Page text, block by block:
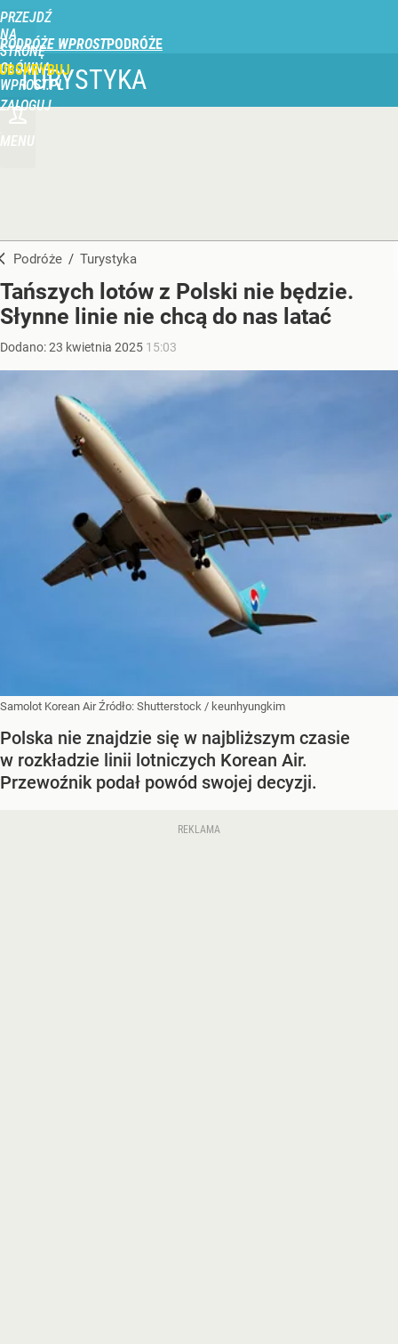
PRZEJDŹ
NA
STRONĘ
GŁÓWNĄ
WPROST.PL
PODRÓŻE WPROST
ZALOGUJ
MENU
TURYSTYKA
Podróże / Turystyka
Tańszych lotów z Polski nie będzie.
Słynne linie nie chcą do nas latać
Dodano:23 kwietnia 2025 15:03
Samolot Korean AirŹródło: Shutterstock / keunhyungkim
Polska nie znajdzie się w najbliższym czasie
w rozkładzie linii lotniczych Korean Air.
Przewoźnik podał powód swojej decyzji.